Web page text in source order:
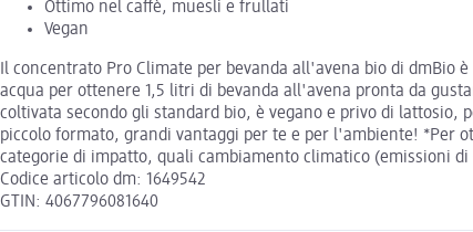
Ottimo nel caffè, muesli e frullati
Vegan
Il concentrato Pro Climate per bevanda all'avena bio di
acqua per ottenere 1,5 litri di bevanda all'avena pronta da
coltivata secondo gli standard bio, è vegano e privo di
piccolo formato, grandi vantaggi per te e per l'ambiente! *Per
categorie di impatto, quali cambiamento climatico (emissioni
Codice articolo dm: 1649542
GTIN: 4067796081640